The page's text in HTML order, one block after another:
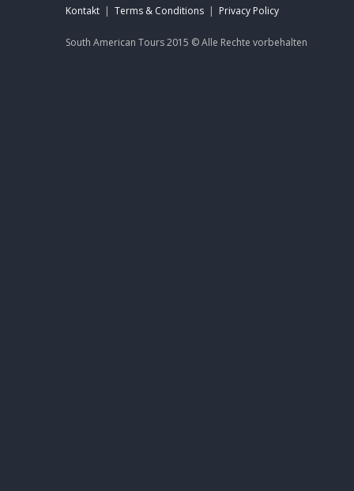
Kontakt | Terms & Conditions | Privacy Policy
South American Tours 2015 ©Alle Rechte vorbehalten